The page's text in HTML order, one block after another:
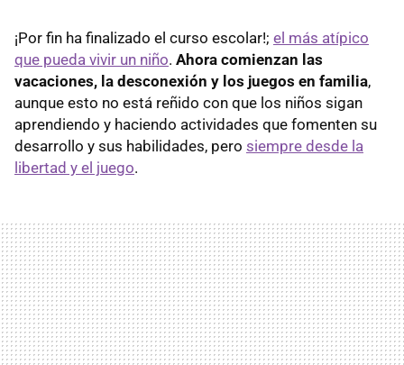
¡Por fin ha finalizado el curso escolar!; el más atípico
que pueda vivir un niño. Ahora comienzan las
vacaciones, la desconexión y los juegos en familia,
aunque esto no está reñido con que los niños sigan
aprendiendo y haciendo actividades que fomenten su
desarrollo y sus habilidades, pero siempre desde la
libertad y el juego.